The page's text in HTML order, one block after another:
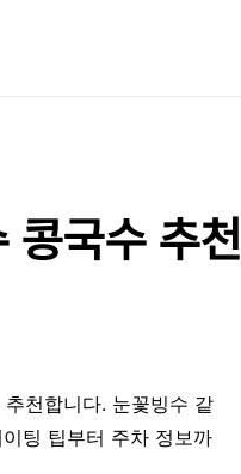
콩국수 추천
추천합니다. 눈꽃빙수 같
팅 팁부터 주차 정보까